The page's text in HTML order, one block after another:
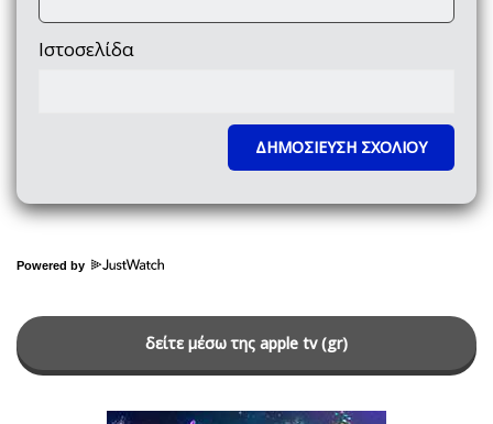
Ιστοσελίδα
Powered by
δείτε μέσω της apple tv (gr)